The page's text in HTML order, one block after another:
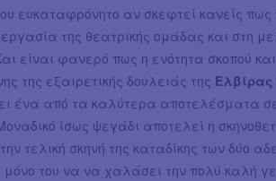
ευκαταφρόνητο αν σκεφτεί κανείς πως
της θεατρικής ομάδας και στη
είναι φανερό πως η ενότητα σκοπού
της εξαιρετικής δουλειάς της
ένα από τα καλύτερα αποτελέσματα
ίσως ψεγάδι αποτελεί η
τελική σκηνή της καταδίκης των δύο
του να να χαλάσει την πολύ καλή